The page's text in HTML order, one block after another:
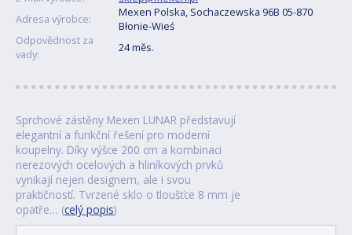
Adresa výrobce:
Mexen Polska, Sochaczewska 96B 05-870
Błonie-Wieś
Odpovědnost za
vady:
24 měs.
Sprchové zástěny Mexen LUNAR představují
elegantní a funkční řešení pro moderní
koupelny. Díky výšce 200 cm a kombinaci
nerezových ocelových a hliníkových prvků
vynikají nejen designem, ale i svou
praktičností. Tvrzené sklo o tloušťce 8 mm je
opatře… (celý popis)